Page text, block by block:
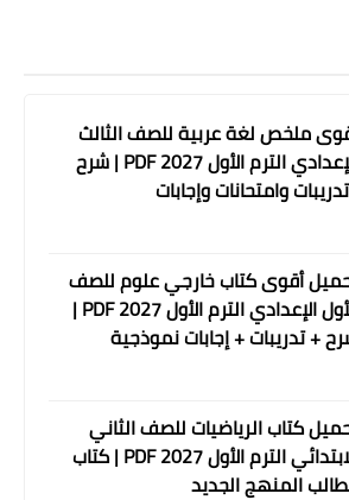
ملخص لغة عربية للصف الثالث
الإعدادي الترم الأول 2027 PDF | شرح
وامتحانات وإجابات
أقوى كتاب خارجي علوم للصف
الأول الإعدادي الترم الأول 2027 PDF |
+ تدريبات + إجابات نموذجية
كتاب الرياضيات للصف الثاني
الابتدائي الترم الأول 2027 PDF | كتاب
المنهج الجديد